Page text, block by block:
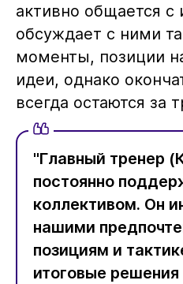
активно общается с
обсуждает с ними
моменты, позиции
идеи, однако
всегда остаются за
"Главный тренер
постоянно
коллективом. Он
нашими
позициям и
итоговые